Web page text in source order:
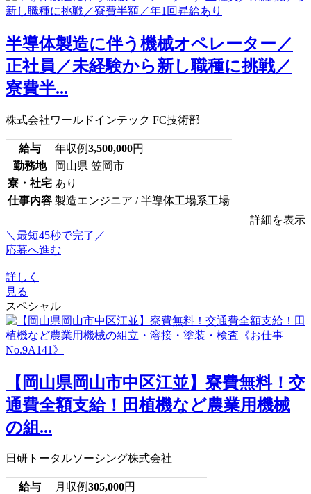
半導体製造に伴う機械オペレーター／
正社員／未経験から新し職種に挑戦／
寮費半...
株式会社ワールドインテック FC技術部
給与 年収例3,500,000円
勤務地
岡山県 笠岡市
寮・社宅 あり
仕事内容 製造エンジニア / 半導体工場系工場
詳細を表示
＼最短45秒で完了／
応募へ進む
詳しく
見る
スペシャル
【岡山県岡山市中区江並】寮費無料！交
通費全額支給！田植機など農業用機械
の組...
日研トータルソーシング株式会社
給与 月収例305,000円